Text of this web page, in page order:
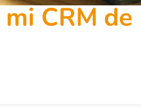
CRM de